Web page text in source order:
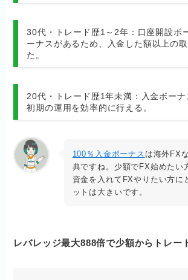
30代・トレード歴1～2年：口座開設ボ
ーナスがあるため、入金した額以上の
た。
20代・トレード歴1年未満：入金ボー
初期の運用を効率的に行える。
100％入金ボーナス は海外FX
典ですね。少額でFX始めたい
資金を入れてFXやりたい方に
ットは大きいです。
レバレッジ最大888倍で少額からトレー